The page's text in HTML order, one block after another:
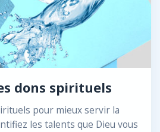
dons spirituels
pour mieux servir la
les talents que Dieu vous